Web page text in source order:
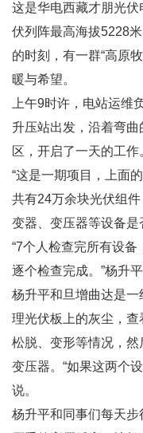
这是华电西藏才朋光
伏列阵最高海拔5228
的时刻，有一群“高原
暖与希望。
上午9时许，电站运维
升压站出发，沿着弯
区，开启了一天的工作
“这是一期项目，上面
共有24万余块光伏组
变器、变压器等设备是
“7个人检查完所有设
逐个检查完成。”杨升平
杨升平和旦增曲达是
理光伏板上的灰尘，
松脱、变形等情况，
变压器。“如果这两个
说。
杨升平和同事们每天步